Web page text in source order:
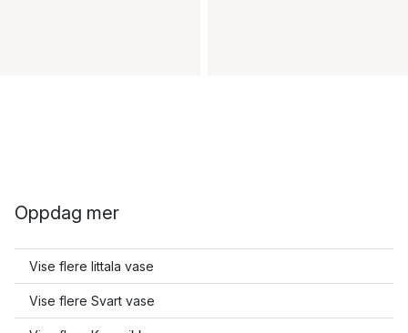
Oppdag mer
Vise flere Iittala vase
Vise flere Svart vase